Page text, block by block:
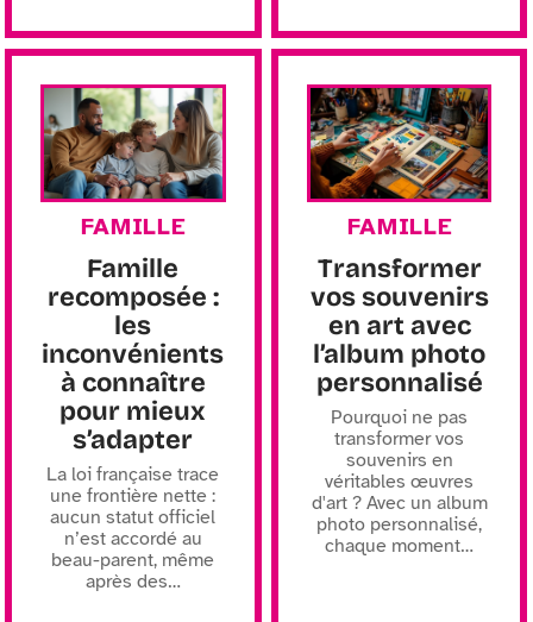
FAMILLE
Famille
recomposée :
les
inconvénients
à connaître
pour mieux
s’adapter
La loi française trace
une frontière nette :
aucun statut officiel
n’est accordé au
beau-parent, même
après des…
FAMILLE
Transformer
vos souvenirs
en art avec
l’album photo
personnalisé
Pourquoi ne pas
transformer vos
souvenirs en
véritables œuvres
d'art ? Avec un album
photo personnalisé,
chaque moment…